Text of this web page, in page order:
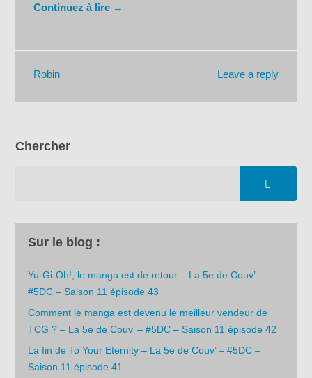
Continuez à lire →
Leave a reply
Robin
Chercher
Sur le blog :
Yu-Gi-Oh!, le manga est de retour – La 5e de Couv’ –
#5DC – Saison 11 épisode 43
Comment le manga est devenu le meilleur vendeur de
TCG ? – La 5e de Couv’ – #5DC – Saison 11 épisode 42
La fin de To Your Eternity – La 5e de Couv’ – #5DC –
Saison 11 épisode 41